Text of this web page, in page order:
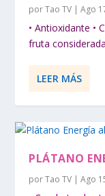
porTao TV |Ago
• Antioxidante •
fruta
LEER MÁS
PLÁTANO
porTao TV |Ago